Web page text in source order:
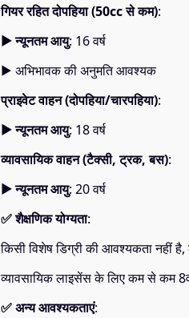
गियर रहित दोपहिया (50cc से कम):
▶ न्यूनतम आयु: 16 वर्ष
▶ अभिभावक की अनुमति आवश्यक
प्राइवेट वाहन (दोपहिया/चारपहिया):
▶ न्यूनतम आयु: 18 वर्ष
व्यावसायिक वाहन (टैक्सी, ट्रक, बस):
▶ न्यूनतम आयु: 20 वर्ष
✅ शैक्षणिक योग्यता:
किसी विशेष डिग्री की आवश्यकता नहीं
व्यावसायिक लाइसेंस के लिए कम से कम 8वीं
✅ अन्य आवश्यकताएं: